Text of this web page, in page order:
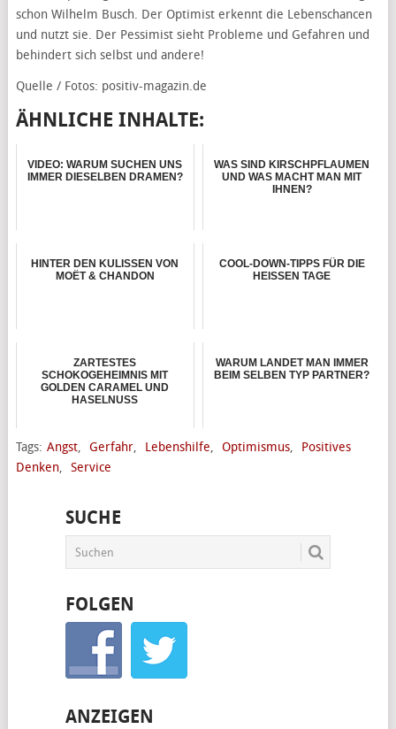
schon Wilhelm Busch. Der Optimist erkennt die Lebenschancen
und nutzt sie. Der Pessimist sieht Probleme und Gefahren und
behindert sich selbst und andere!
Quelle / Fotos: positiv-magazin.de
ÄHNLICHE INHALTE:
VIDEO: WARUM SUCHEN UNS
IMMER DIESELBEN DRAMEN?
WAS SIND KIRSCHPFLAUMEN
UND WAS MACHT MAN MIT
IHNEN?
HINTER DEN KULISSEN VON
MOËT & CHANDON
COOL-DOWN-TIPPS FÜR DIE
HEISSEN TAGE
ZARTESTES
SCHOKOGEHEIMNIS MIT
GOLDEN CARAMEL UND
HASELNUSS
WARUM LANDET MAN IMMER
BEIM SELBEN TYP PARTNER?
Tags: Angst, Gerfahr, Lebenshilfe, Optimismus,
Positives
Denken, Service
SUCHE
FOLGEN
ANZEIGEN